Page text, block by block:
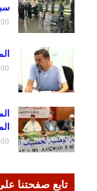
9/
8/
6/
تابع صفحتنا